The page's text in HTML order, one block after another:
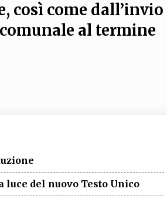
così come dall’invio
al termine
del nuovo Testo Unico